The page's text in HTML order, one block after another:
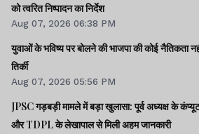
को त्वरित निष्पादन का निर्देश
Aug 07, 2026 06:38 PM
युवाओं के भविष्य पर बोलने की भाजपा की कोई नैतिकता
तिर्की
Aug 07, 2026 05:56 PM
JPSC गड़बड़ी मामले में बड़ा खुलासा: पूर्व अध्यक्ष के
और TDPL के लेखापाल से मिली अहम जानकारी